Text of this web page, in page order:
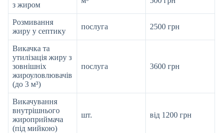
з жиром
Розмивання
жиру у септику
послуга 2500 грн
Викачка та
утилізація жиру з
зовнішніх
жироуловлювачів
(до 3 м³)
послуга 3600 грн
Викачування
внутрішнього
жироприймача
(під мийкою)
шт. від 1200 грн